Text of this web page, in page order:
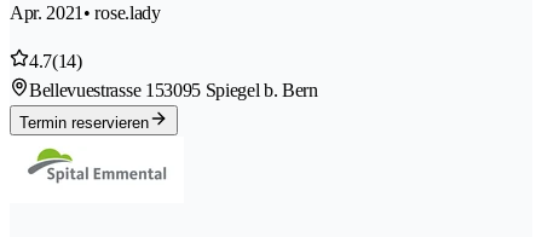
Apr. 2021 • rose.lady
4.7(14)
Bellevuestrasse 153095 Spiegel b. Bern
Termin reservieren